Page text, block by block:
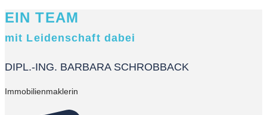
EIN TEAM
mit Leidenschaft dabei
DIPL.-ING. BARBARA SCHROBBACK
Immobilienmaklerin